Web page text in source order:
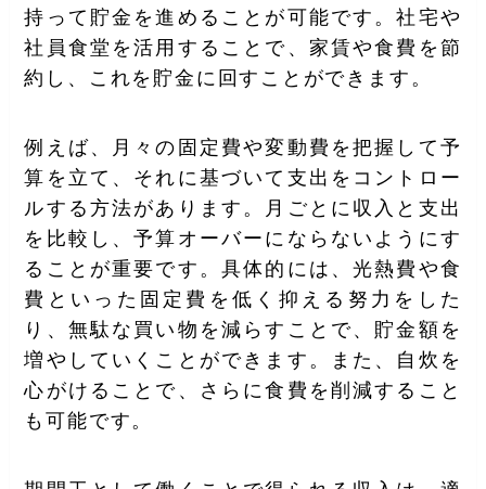
持って貯金を進めることが可能です。社宅や
社員食堂を活用することで、家賃や食費を節
約し、これを貯金に回すことができます。
例えば、月々の固定費や変動費を把握して予
算を立て、それに基づいて支出をコントロー
ルする方法があります。月ごとに収入と支出
を比較し、予算オーバーにならないようにす
ることが重要です。具体的には、光熱費や食
費といった固定費を低く抑える努力をした
り、無駄な買い物を減らすことで、貯金額を
増やしていくことができます。また、自炊を
心がけることで、さらに食費を削減すること
も可能です。